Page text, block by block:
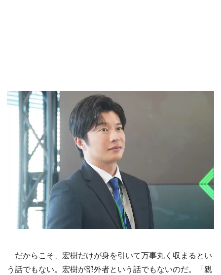
だからこそ、宏樹だけが身を引いて万事丸く収まるとい
う話でもない。宏樹が部外者という話でもないのだ。「親